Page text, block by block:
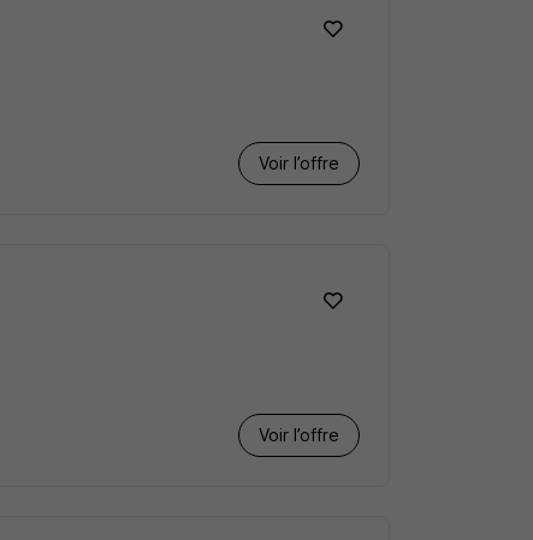
Voir l’offre
Voir l’offre